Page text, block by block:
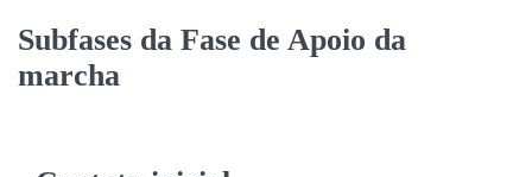
Subfases da Fase de Apoio da
marcha